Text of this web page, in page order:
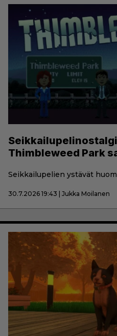
Thimbleweed Park
Seikkailupelien ystävät
30.7.2026 19:43 | Jukka Moilanen